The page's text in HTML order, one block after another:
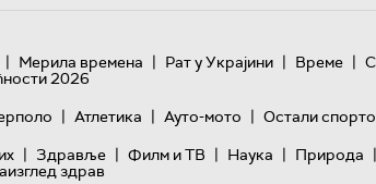
| Мерила времена | Рат у Украјини | Време |
2026
| Атлетика | Ауто-мото | Остали
| Здравље | Филм и ТВ | Наука | Природа |
здрав